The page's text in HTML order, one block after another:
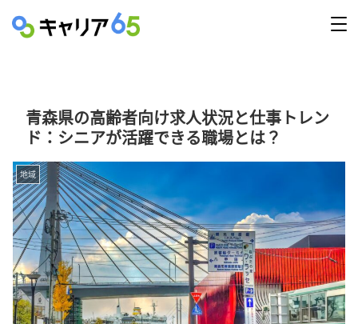
青森県の高齢者向け求人状況と仕事トレン
ド：シニアが活躍できる職場とは？
地域